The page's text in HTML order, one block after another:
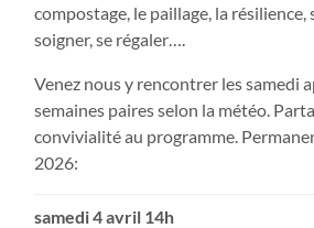
compostage, le paillage, la résilience,
soigner, se régaler….
Venez nous y rencontrer les samedi
semaines paires selon la météo.
convivialité au programme.
2026:
samedi 4 avril 14h